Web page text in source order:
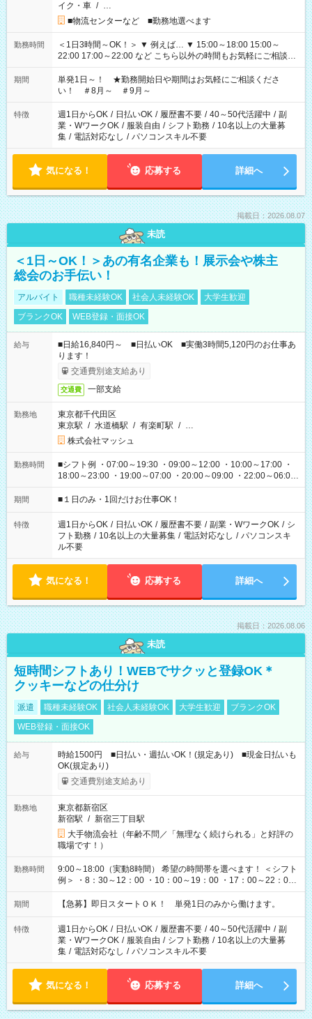
イク・車 / …
■物流センターなど ■勤務地選べます
勤務時間
＜1日3時間～OK！＞ ▼ 例えば… ▼ 15:00～18:00 15:00～
22:00 17:00～22:00 など こちら以外の時間もお気軽にご相談く
ださい！
期間
単発1日～！ ★勤務開始日や期間はお気軽にご相談くださ
い！ ＃8月～ ＃9月～
特徴 週1日からOK / 日払いOK / 履歴書不要 / 40～50代活躍中 / 副
業・WワークOK / 服装自由 / シフト勤務 / 10名以上の大量募
集 / 電話対応なし / パソコンスキル不要
気になる！ 応募する 詳細へ
掲載日：2026.08.07
未読
＜1日～OK！＞あの有名企業も！展示会や株主
総会のお手伝い！
アルバイト 職種未経験OK 社会人未経験OK
大学生歓迎
ブランクOK
WEB登録・面接OK
給与
■日給16,840円～ ■日払いOK ■実働3時間5,120円のお仕事あ
ります！
交通費別途支給あり
交通費 一部支給
勤務地
東京都千代田区
東京駅 / 水道橋駅 / 有楽町駅 / …
株式会社マッシュ
勤務時間
■シフト例 ・07:00～19:30 ・09:00～12:00 ・10:00～17:00 ・
18:00～23:00 ・19:00～07:00 ・20:00～09:00 ・22:00～06:00
etc ★最短で3時間で5,120円のお仕事から 15時間で2万円近く稼
げるお仕事も！ ご希望のお時間に合わせてご紹介！ ※シフトは
ください！
期間 ■１日のみ・1回だけお仕事OK！
特徴 週1日からOK / 日払いOK / 履歴書不要 / 副業・WワークOK / シ
フト勤務 / 10名以上の大量募集 / 電話対応なし / パソコンスキ
ル不要
気になる！ 応募する 詳細へ
掲載日：2026.08.06
未読
短時間シフトあり！WEBでサクッと登録OK＊
クッキーなどの仕分け
派遣 職種未経験OK 社会人未経験OK 大学生歓迎
ブランクOK
WEB登録・面接OK
給与
時給1500円 ■日払い・週払いOK！(規定あり) ■現金日払いも
OK(規定あり)
交通費別途支給あり
勤務地
東京都新宿区
新宿駅 / 新宿三丁目駅
大手物流会社（年齢不問／「無理なく続けられる」と好評の
職場です！）
勤務時間
9:00～18:00（実動8時間） 希望の時間帯を選べます！ ＜シフト
例＞ ・8：30～12：00 ・10：00～19：00 ・17：00～22：00
・13：00～22：00 ・22：00～翌6：00 など
期間 【急募】即日スタートＯＫ！ 単発1日のみから働けます。
特徴 週1日からOK / 日払いOK / 履歴書不要 / 40～50代活躍中 / 副
業・WワークOK / 服装自由 / シフト勤務 / 10名以上の大量募
集 / 電話対応なし / パソコンスキル不要
気になる！ 応募する 詳細へ